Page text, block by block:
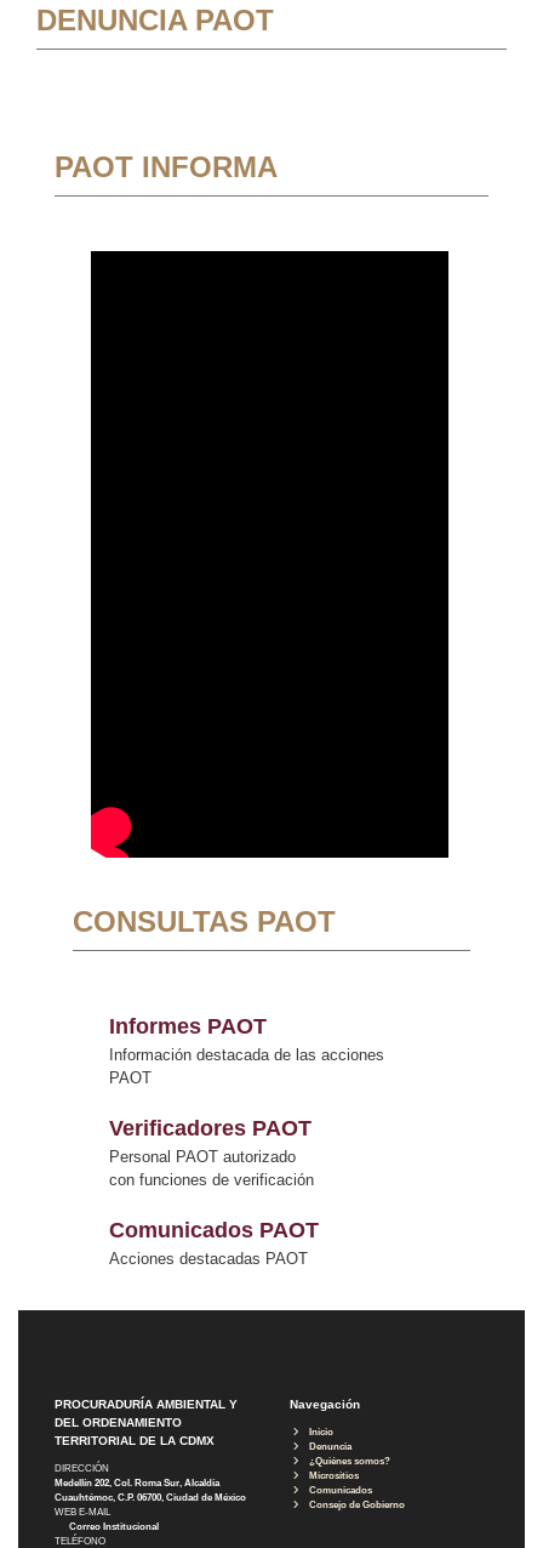
DENUNCIA PAOT
PAOT INFORMA
CONSULTAS PAOT
Informes PAOT
Información destacada de las acciones
PAOT
Verificadores PAOT
Personal PAOT autorizado
con funciones de verificación
Comunicados PAOT
Acciones destacadas PAOT
PROCURADURÍA AMBIENTAL Y
DEL ORDENAMIENTO
TERRITORIAL DE LA CDMX
DIRECCIÓN
Medellín 202, Col. Roma Sur, Alcaldía
Cuauhtémoc, C.P. 06700, Ciudad de México
WEB E-MAIL
Correo Institucional
TELÉFONO
Navegación
Inicio
Denuncia
¿Quiénes somos?
Micrositios
Comunicados
Consejo de Gobierno